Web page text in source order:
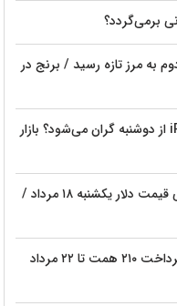
دوم به مرز تازه رسید / برنج در
شوک تازه به بازار آیفون؛ قیمت iPhone 17 از دوشنبه گران می‌شود؟ بازار
دلار عقب نشست اما ارزان نشد؛ پیش‌بینی قیمت دلار یکشنبه ۱۸ مرداد /
بدهی سنگین دولت به گندمکاران؛ وعده پرداخت ۲۱۰ همت تا ۲۲ مرداد